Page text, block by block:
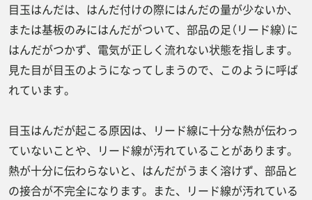
目玉はんだは、はんだ付けの際にはんだの量が少ないか、
または基板のみにはんだがついて、部品の足（リード線）に
はんだがつかず、電気が正しく流れない状態を指します。
見た目が目玉のようになってしまうので、このように呼ば
れています。
目玉はんだが起こる原因は、リード線に十分な熱が伝わっ
ていないことや、リード線が汚れていることがあります。
熱が十分に伝わらないと、はんだがうまく溶けず、部品と
の接合が不完全になります。また、リード線が汚れている